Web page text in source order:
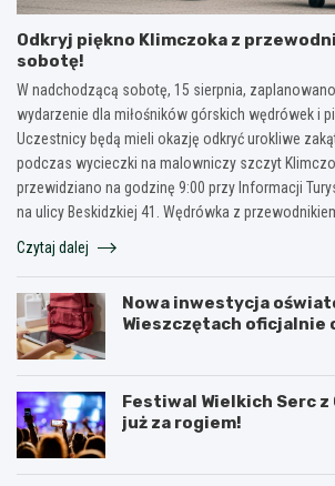
Odkryj piękno Klimczoka z
sobotę!
W nadchodzącą sobotę, 15 sierpnia,
wydarzenie dla miłośników górskich wędrówek i
Uczestnicy będą mieli okazję odkryć urokliwe
podczas wycieczki na malowniczy szczyt
przewidziano na godzinę 9:00 przy Informacji
na ulicy Beskidzkiej 41. Wędrówka z
Czytaj dalej
Nowa inwestycja
Wieszczętach oficjalnie
Festiwal Wielkich Serc
już za rogiem!